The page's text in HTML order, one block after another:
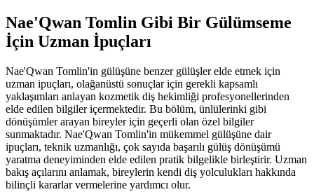
Nae'Qwan Tomlin Gibi Bir Gülümseme
İçin Uzman İpuçları
Nae'Qwan Tomlin'in gülüşüne benzer gülüşler elde etmek için
uzman ipuçları, olağanüstü sonuçlar için gerekli kapsamlı
yaklaşımları anlayan kozmetik diş hekimliği profesyonellerinden
elde edilen bilgiler içermektedir. Bu bölüm, ünlülerinki gibi
dönüşümler arayan bireyler için geçerli olan özel bilgiler
sunmaktadır. Nae'Qwan Tomlin'in mükemmel gülüşüne dair
ipuçları, teknik uzmanlığı, çok sayıda başarılı gülüş dönüşümü
yaratma deneyiminden elde edilen pratik bilgelikle birleştirir. Uzman
bakış açılarını anlamak, bireylerin kendi diş yolculukları hakkında
bilinçli kararlar vermelerine yardımcı olur.